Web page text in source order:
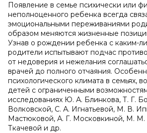
Появление в семье психически или
неполноценного ребенка всегда
эмоциональными переживаниями
образом меняются жизненные
Узнав о рождении ребенка с каким-
родители испытывают подчас
от недоверия и нежелания
врачей до полного отчаяния.
психологического климата в семьях,
детей с ограниченными
исследованиях Ю. А. Блинкова, Т. Г.
Волковской, С. А. Игнатьевой, М. В.
Мастюковой, А. Г. Московкиной, М. М.
Ткачевой и др.